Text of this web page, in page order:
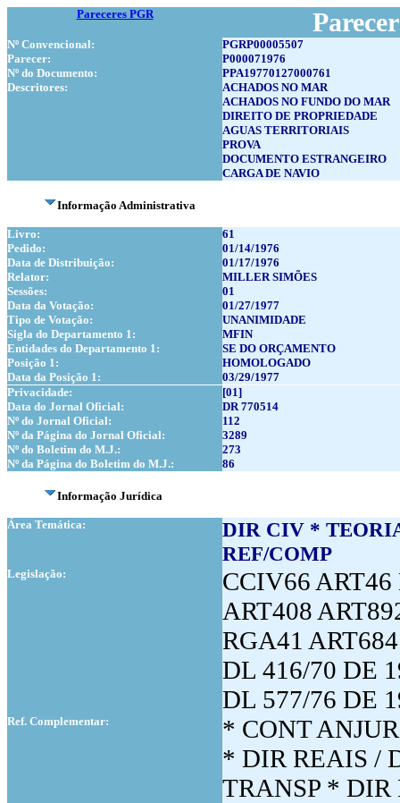
Pareceres PGR
Nº Convencional:
PGRP00005507
Parecer:
P000071976
Nº do Documento:
PPA19770127000761
Descritores:
ACHADOS NO MAR
ACHADOS NO FUNDO DO MAR
DIREITO DE PROPRIEDADE
AGUAS TERRITORIAIS
PROVA
DOCUMENTO ESTRANGEIRO
CARGA DE NAVIO
Informação Administrativa
Livro:
61
Pedido:
01/14/1976
Data de Distribuição:
01/17/1976
Relator:
MILLER SIMÕES
Sessões:
01
Data da Votação:
01/27/1977
Tipo de Votação:
UNANIMIDADE
Sigla do Departamento 1:
MFIN
Entidades do Departamento 1:
SE DO ORÇAMENTO
Posição 1:
HOMOLOGADO
Data da Posição 1:
03/29/1977
Privacidade:
[01]
Data do Jornal Oficial:
DR 770514
Nº do Jornal Oficial:
112
Nº da Página do Jornal Oficial:
3289
Nº do Boletim do M.J.:
273
Nº da Página do Boletim do M.J.:
86
Informação Jurídica
Área Temática:
DIR CIV *
REF/COMP
Legislação:
CCIV66 ART46
ART408
RGA41
DL 416/70 DE
DL 577/76 DE
Ref. Complementar:
* CONT ANJUR
* DIR REAIS /
TRANSP * DIR